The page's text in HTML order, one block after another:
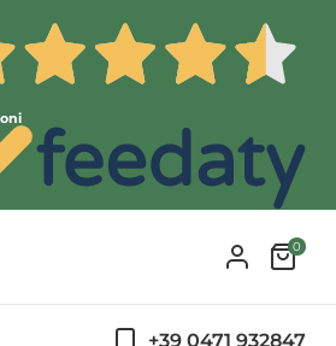
0
+39 0471 932847